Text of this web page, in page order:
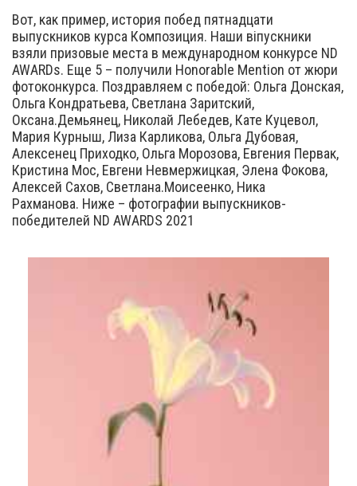
Вот, как пример, история побед пятнадцати
выпускников курса Композиция. Наши віпускники
взяли призовые места в международном конкурсе ND
AWARDs. Еще 5 – получили Honorable Mention от жюри
фотоконкурса. Поздравляем с победой: Ольга Донская,
Ольга Кондратьева, Светлана Заритский,
Оксана.Демьянец, Николай Лебедев, Кате Куцевол,
Мария Курныш, Лиза Карликова, Ольга Дубовая,
Алексенец Приходко, Ольга Морозова, Евгения Первак,
Кристина Мос, Евгени Невмержицкая, Элена Фокова,
Алексей Сахов, Светлана.Моисеенко, Ника
Рахманова. Ниже – фотографии выпускников-
победителей ND AWARDS 2021